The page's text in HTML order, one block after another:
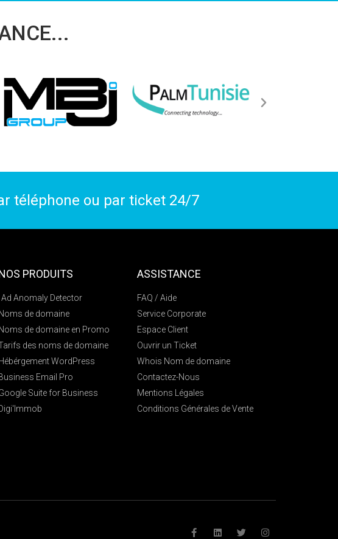
téléphone ou par ticket24/7
PRODUITS
Ad Anomaly Detector
Noms de domaine
Noms de domaine en Promo
des noms de domaine
WordPress
Email Pro
Suite for Business
ASSISTANCE
FAQ / Aide
Service Corporate
Espace Client
Ouvrir un Ticket
Whois Nom de domaine
Contactez-Nous
Mentions Légales
Conditions Générales de Vente